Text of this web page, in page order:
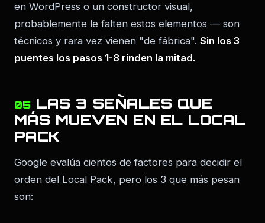
en WordPress o un constructor visual,
probablemente le falten estos elementos — son
técnicos y rara vez vienen "de fábrica". Sin los 3
puentes los pasos 1-8 rinden la mitad.
05 LAS 3 SEÑALES QUE
MÁS MUEVEN EN EL LOCAL
PACK
Google evalúa cientos de factores para decidir el
orden del Local Pack, pero los 3 que más pesan
son: